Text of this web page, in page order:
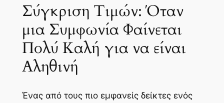
Σύγκριση Τιμών: Όταν
μια Συμφωνία Φαίνεται
Πολύ Καλή για να είναι
Αληθινή
Ένας από τους πιο εμφανείς δείκτες ενός